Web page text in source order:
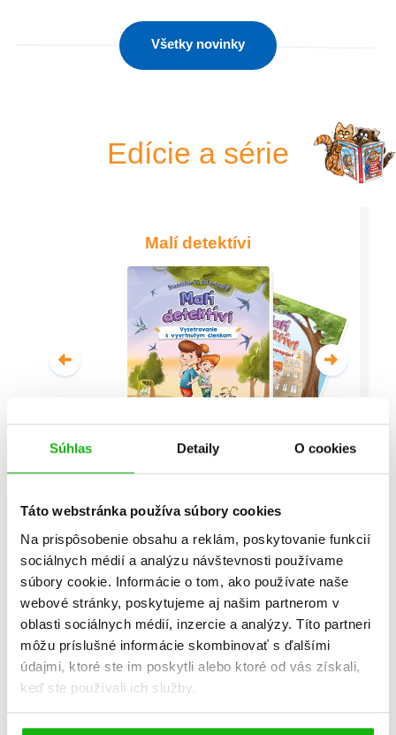
Súhlas Detaily O cookies
Táto webstránka používa súbory cookies
Na prispôsobenie obsahu a reklám, poskytovanie funkcií
sociálnych médií a analýzu návštevnosti používame
súbory cookie. Informácie o tom, ako používate naše
webové stránky, poskytujeme aj našim partnerom v
oblasti sociálnych médií, inzercie a analýzy. Títo partneri
môžu príslušné informácie skombinovať s ďalšími
údajmi, ktoré ste im poskytli alebo ktoré od vás získali,
keď ste používali ich služby.
Všetky novinky
Edície a série
Malí detektívi
Celá séria
Všetky edície a série